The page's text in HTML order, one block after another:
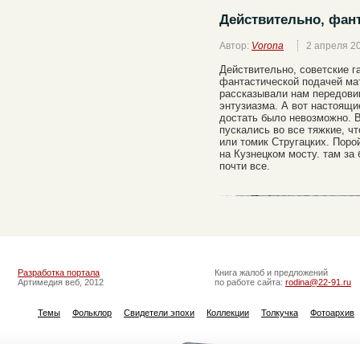
Действительно,
Автор: Vorona 2 апреля
Действительно, советские
фантастической подачей
рассказывали нам
энтузиазма. А вот
достать было невозможно.
пускались во все тяжкие,
или томик Стругацких.
на Кузнецком мосту. там
почти все.
Разработка портала
Артимедия веб, 2012
Книга жалоб и предложений
по работе сайта: rodina@22-91.ru
Темы Фольклор Свидетели эпохи Коллекции Толкучка Фотоархив